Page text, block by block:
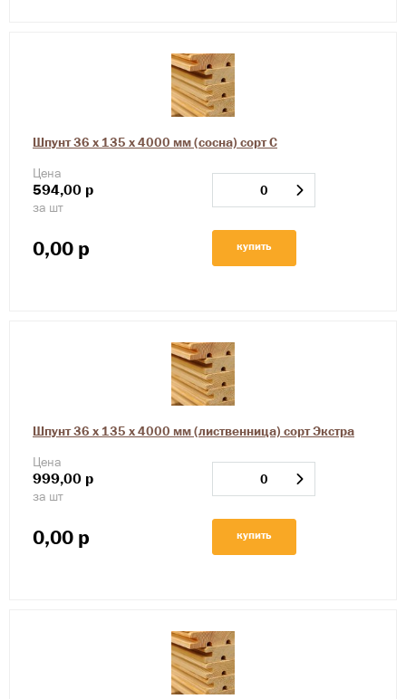
Шпунт 36 х 135 х 4000 мм (сосна) сорт С
Цена
594,00 р
за шт
0,00 р купить
Шпунт 36 х 135 х 4000 мм (лиственница) сорт Экстра
Цена
999,00 р
за шт
0,00 р купить